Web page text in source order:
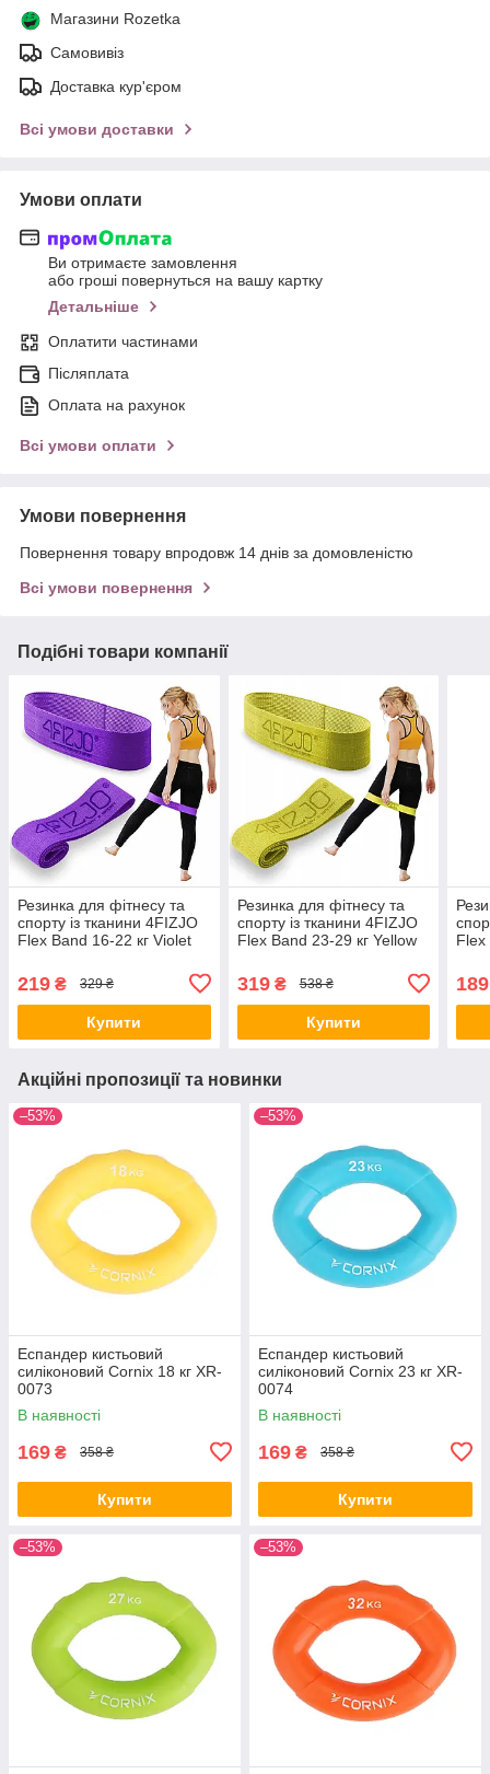
Магазини Rozetka
Самовивіз
Доставка кур'єром
Всі умови доставки
Умови оплати
Ви отримаєте замовлення
або гроші повернуться на вашу картку
Детальніше
Оплатити частинами
Післяплата
Оплата на рахунок
Всі умови оплати
Умови повернення
Повернення товару впродовж 14 днів за домовленістю
Всі умови повернення
Подібні товари компанії
Резинка для фітнесу та
спорту із тканини 4FIZJO
Flex Band 16-22 кг Violet
219 ₴ 329 ₴
Купити
Резинка для фітнесу та
спорту із тканини 4FIZJO
Flex Band 23-29 кг Yellow
319₴ 538 ₴
Купити
Flex
189
Акційні пропозиції та новинки
–53%
Еспандер кистьовий
силіконовий Cornix 18 кг XR-
0073
В наявності
169 ₴ 358 ₴
Купити
–53%
Еспандер кистьовий
силіконовий Cornix 23 кг XR-
0074
В наявності
169 ₴ 358 ₴
Купити
–53% –53%